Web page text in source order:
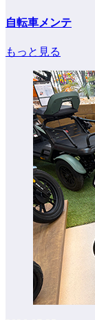
自転車メンテ
もっと見る